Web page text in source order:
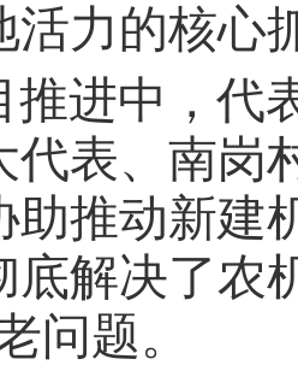
活力的核心
推进中，代
代表、南岗
助推动新建
底解决了农
问题。